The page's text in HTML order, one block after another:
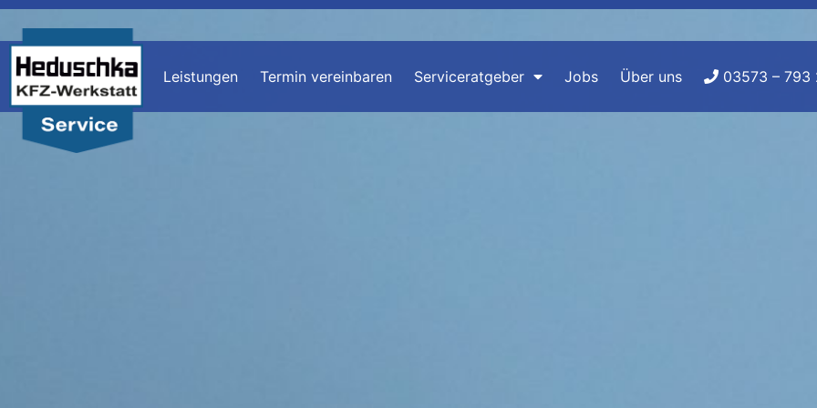
Leistungen Termin vereinbaren Serviceratgeber Jobs Über uns 03573 – 793